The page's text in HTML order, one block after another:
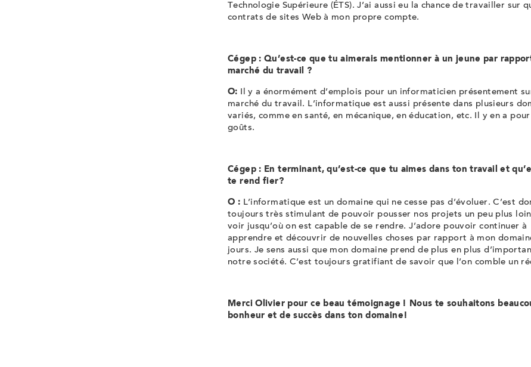
Technologie Supérieure (ÉTS). J’ai aussi eu la chance de travailler sur
contrats de sites Web à mon propre compte.
Cégep : Qu’est-ce que tu aimerais mentionner à un jeune par
marché du travail ?
O: Il y a énormément d’emplois pour un informaticien présentement
marché du travail. L’informatique est aussi présente dans plusieurs
variés, comme en santé, en mécanique, en éducation, etc. Il y en a
goûts.
Cégep : En terminant, qu’est-ce que tu aimes dans ton travail et
te rend fier?
O : L’informatique est un domaine qui ne cesse pas d’évoluer. C’est
toujours très stimulant de pouvoir pousser nos projets un peu plus
voir jusqu’où on est capable de se rendre. J’adore pouvoir continuer à
apprendre et découvrir de nouvelles choses par rapport à mon
jours. Je sens aussi que mon domaine prend de plus en plus
notre société. C’est toujours gratifiant de savoir que l’on comble un
Merci Olivier pour ce beau témoignage ! Nous te souhaitons
bonheur et de succès dans ton domaine!